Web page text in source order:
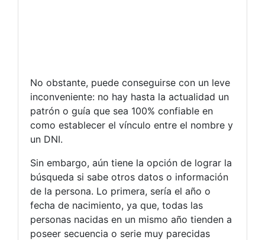
No obstante, puede conseguirse con un leve
inconveniente: no hay hasta la actualidad un
patrón o guía que sea 100% confiable en
como establecer el vínculo entre el nombre y
un DNI.
Sin embargo, aún tiene la opción de lograr la
búsqueda si sabe otros datos o información
de la persona. Lo primera, sería el año o
fecha de nacimiento, ya que, todas las
personas nacidas en un mismo año tienden a
poseer secuencia o serie muy parecidas